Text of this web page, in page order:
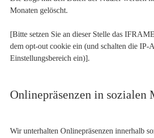
Monaten gelöscht.
[Bitte setzen Sie an dieser Stelle das
dem opt-out cookie ein (und schalten die IP-
Einstellungsbereich ein)].
Onlinepräsenzen in sozialen
Wir unterhalten Onlinepräsenzen innerhalb